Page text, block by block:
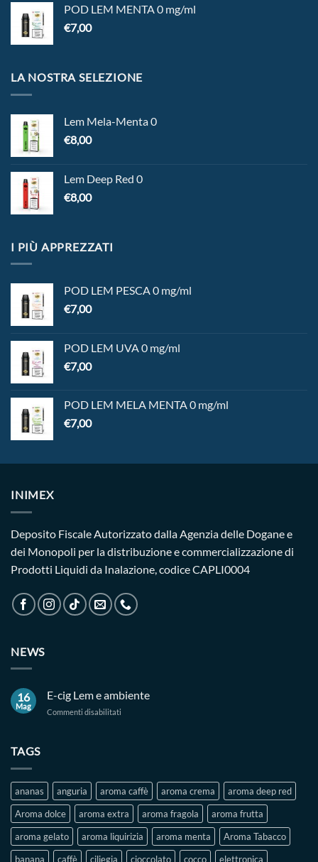
POD LEM MENTA 0 mg/ml
€7,00
LA NOSTRA SELEZIONE
Lem Mela-Menta 0
€8,00
Lem Deep Red 0
€8,00
I PIÙ APPREZZATI
POD LEM PESCA 0 mg/ml
€7,00
POD LEM UVA 0 mg/ml
€7,00
POD LEM MELA MENTA 0 mg/ml
€7,00
INIMEX
Deposito Fiscale Autorizzato dalla Agenzia delle Dogane e
dei Monopoli per la distribuzione e commercializzazione di
Prodotti Liquidi da Inalazione, codice CAPLI0004
NEWS
16
Mag
E-cig Lem e ambiente
Commenti disabilitati
TAGS
ananas anguria aroma caffè aroma crema
aroma deep red
Aroma dolce
aroma extra aroma fragola
aroma frutta
aroma gelato
aroma liquirizia aroma menta
Aroma Tabacco
banana
caffè ciliegia cioccolato cocco elettronica